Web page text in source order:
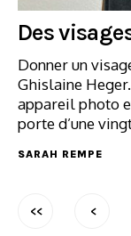
Des
Donner un
Ghislaine
appareil photo
porte d’une
SARAH REMPE
<< <